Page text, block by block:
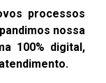
processos
nossa
100% digital,